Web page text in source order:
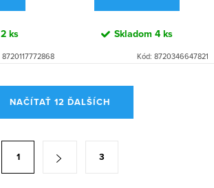
2 ks
8720117772868
Skladom 4 ks
Kód: 8720346647821
NAČÍTAŤ 12 ĎALŠÍCH
1 3